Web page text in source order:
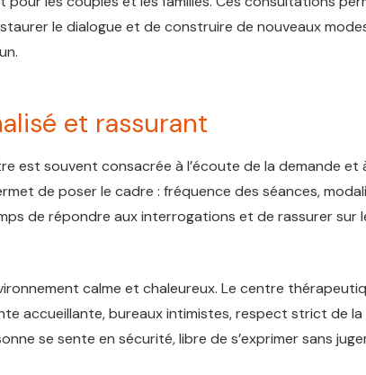
le dialogue et de construire de nouveaux
et rassurant
est souvent consacrée à l’écoute de la demande et
de poser le cadre : fréquence des séances,
de répondre aux interrogations et de rassurer sur
calme et chaleureux. Le centre
accueillante, bureaux intimistes, respect strict de la
se sente en sécurité, libre de s’exprimer sans